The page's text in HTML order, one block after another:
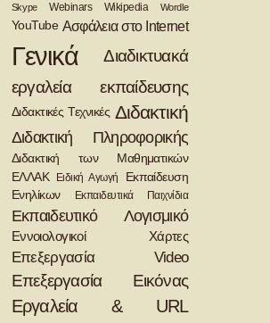
Skype Webinars Wikipedia Wordle
YouTube Ασφάλεια στο Ιnternet
Γενικά
Διαδικτυακά
εργαλεία εκπαίδευσης
Διδακτικές Τεχνικές Διδακτική
Διδακτική Πληροφορικής
Διδακτική των Μαθηματικών
ΕΛΛΑΚ
Ειδική Αγωγή
Εκπαίδευση
Ενηλίκων
Εκπαιδευτικά Παιχνίδια
Εκπαιδευτικό Λογισμικό
Εννοιολογικοί Χάρτες
Επεξεργασία Video
Επεξεργασία Εικόνας
Εργαλεία & URL